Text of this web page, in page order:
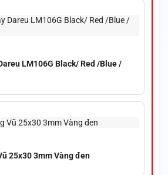
LM106G Black/ Red /Blue /
25x30 3mm Vàng đen